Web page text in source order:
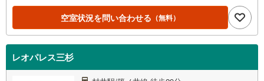
空室状況を問い合わせる （無料）
レオパレス三杉